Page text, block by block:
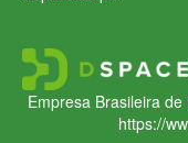
Empresa Brasileira
https://